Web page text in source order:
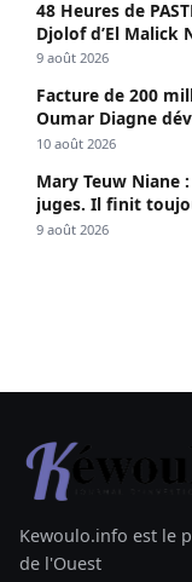
48 Heures de
Djolof d’El Malick
apothéose
9 août 2026
Facture de 200
Oumar Diagne
Diomaye et Cie
10 août 2026
Mary Teuw Niane
juges. Il finit
9 août 2026
Kewoulo.info est le
de l'Ouest